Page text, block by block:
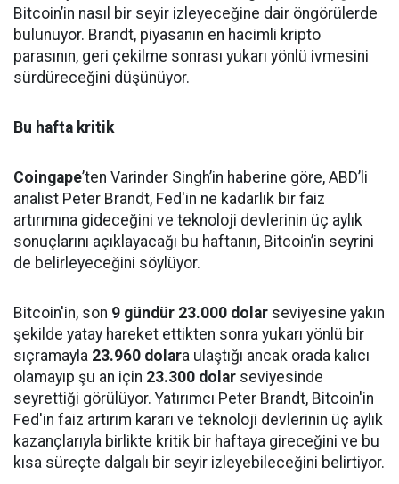
Bitcoin’in nasıl bir seyir izleyeceğine dair öngörülerde
bulunuyor. Brandt, piyasanın en hacimli kripto
parasının, geri çekilme sonrası yukarı yönlü ivmesini
sürdüreceğini düşünüyor.
Bu hafta kritik
Coingape’ten Varinder Singh’in haberine göre, ABD’li
analist Peter Brandt, Fed'in ne kadarlık bir faiz
artırımına gideceğini ve teknoloji devlerinin üç aylık
sonuçlarını açıklayacağı bu haftanın, Bitcoin’in seyrini
de belirleyeceğini söylüyor.
Bitcoin'in, son 9 gündür 23.000 dolar seviyesine yakın
şekilde yatay hareket ettikten sonra yukarı yönlü bir
sıçramayla 23.960 dolara ulaştığı ancak orada kalıcı
olamayıp şu an için 23.300 dolar seviyesinde
seyrettiği görülüyor. Yatırımcı Peter Brandt, Bitcoin'in
Fed'in faiz artırım kararı ve teknoloji devlerinin üç aylık
kazançlarıyla birlikte kritik bir haftaya gireceğini ve bu
kısa süreçte dalgalı bir seyir izleyebileceğini belirtiyor.